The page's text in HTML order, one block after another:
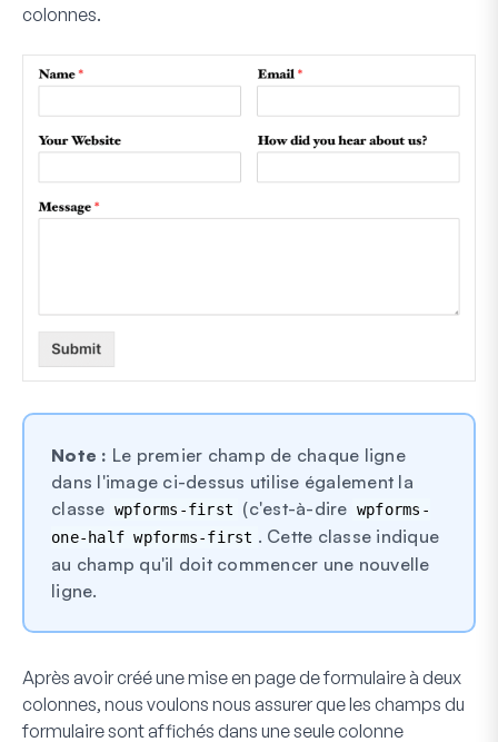
colonnes.
Note : Le premier champ de chaque ligne
dans l'image ci-dessus utilise également la
classe wpforms-first (c'est-à-dire wpforms-
one-half wpforms-first . Cette classe indique
au champ qu'il doit commencer une nouvelle
ligne.
Après avoir créé une mise en page de formulaire à deux
colonnes, nous voulons nous assurer que les champs du
formulaire sont affichés dans une seule colonne